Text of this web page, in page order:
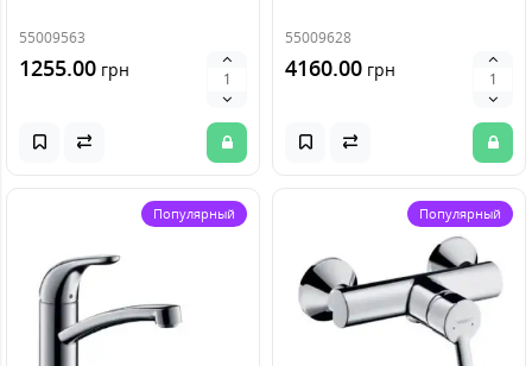
55009563
1255.00 грн
55009628
4160.00 грн
Популярный Популярный